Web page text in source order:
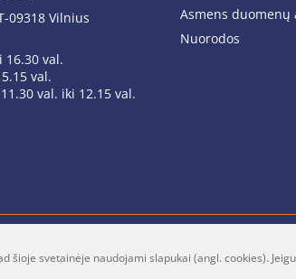
09318 Vilnius
16.30 val.
val.
val. iki 12.15 val.
Asmens duomenų
Nuorodos
vrsa@vrsa.lt
šioje svetainėje naudojami slapukai (angl. cookies).